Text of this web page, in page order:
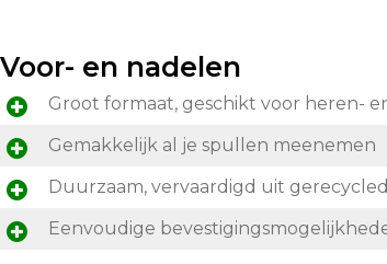
Voor- en nadelen
Groot formaat, geschikt voor heren-
Gemakkelijk al je spullen meenemen
Duurzaam, vervaardigd uit
Eenvoudige